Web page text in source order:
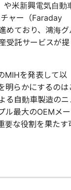
や米新興電気自動
ャー（Faraday
めており、鴻海グ
受託サービスが提
MIHを発表して以
明らかにするのは
る自動車製造のニ
ル最大のOEMメー
要な役割を果たす